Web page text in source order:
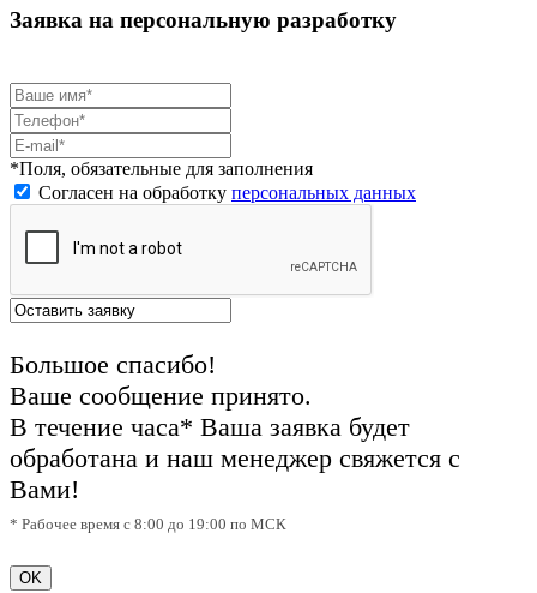
Заявка на персональную разработку
*Поля, обязательные для заполнения
Согласен на обработку персональных данных
Большое спасибо!
Ваше сообщение принято.
В течение часа* Ваша заявка будет
обработана и наш менеджер свяжется с
Вами!
* Рабочее время с 8:00 до 19:00 по МСК
OK